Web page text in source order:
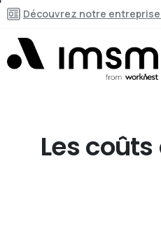
Découvrez notre
Lescoûts